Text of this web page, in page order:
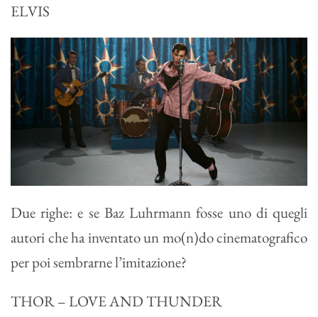
ELVIS
Due righe: e se Baz Luhrmann fosse uno di quegli
autori che ha inventato un mo(n)do cinematografico
per poi sembrarne l’imitazione?
THOR – LOVE AND THUNDER